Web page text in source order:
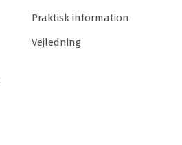
Praktisk information
Vejledning